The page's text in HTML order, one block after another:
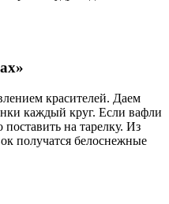
красителей. Даем
каждый круг. Если вафли
на тарелку. Из
получатся белоснежные